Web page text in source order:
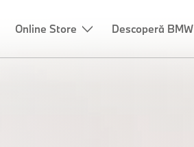
Online Store Descoperă BMW